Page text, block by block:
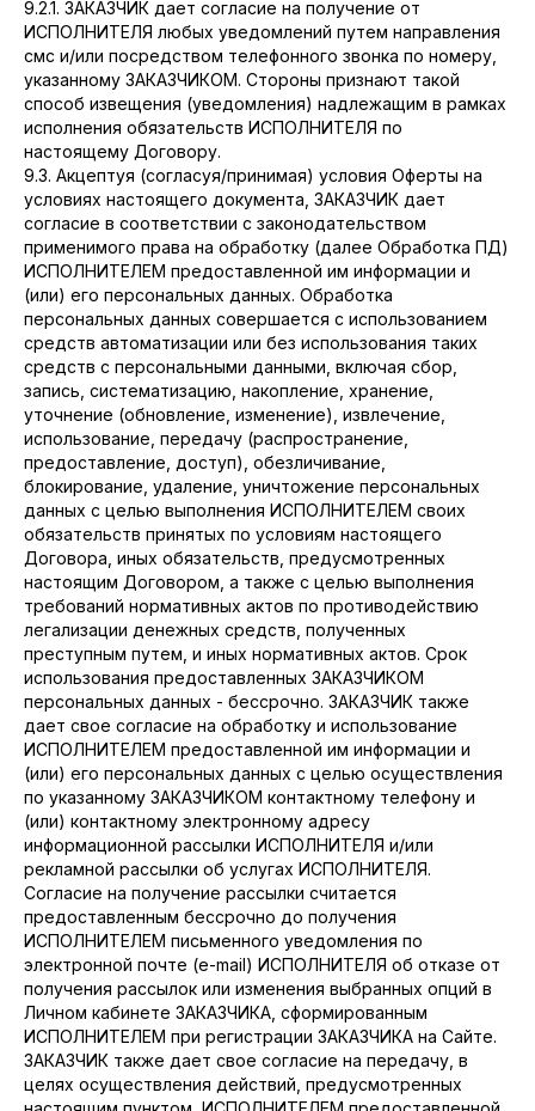
9.2.1. ЗАКАЗЧИК дает согласие на получение от
ИСПОЛНИТЕЛЯ любых уведомлений путем направления
смс и/или посредством телефонного звонка по номеру,
указанному ЗАКАЗЧИКОМ. Стороны признают такой
способ извещения (уведомления) надлежащим в рамках
исполнения обязательств ИСПОЛНИТЕЛЯ по
настоящему Договору.
9.3. Акцептуя (согласуя/принимая) условия Оферты на
условиях настоящего документа, ЗАКАЗЧИК дает
согласие в соответствии с законодательством
применимого права на обработку (далее Обработка ПД)
ИСПОЛНИТЕЛЕМ предоставленной им информации и
(или) его персональных данных. Обработка
персональных данных совершается с использованием
средств автоматизации или без использования таких
средств с персональными данными, включая сбор,
запись, систематизацию, накопление, хранение,
уточнение (обновление, изменение), извлечение,
использование, передачу (распространение,
предоставление, доступ), обезличивание,
блокирование, удаление, уничтожение персональных
данных с целью выполнения ИСПОЛНИТЕЛЕМ своих
обязательств принятых по условиям настоящего
Договора, иных обязательств, предусмотренных
настоящим Договором, а также с целью выполнения
требований нормативных актов по противодействию
легализации денежных средств, полученных
преступным путем, и иных нормативных актов. Срок
использования предоставленных ЗАКАЗЧИКОМ
персональных данных - бессрочно. ЗАКАЗЧИК также
дает свое согласие на обработку и использование
ИСПОЛНИТЕЛЕМ предоставленной им информации и
(или) его персональных данных с целью осуществления
по указанному ЗАКАЗЧИКОМ контактному телефону и
(или) контактному электронному адресу
информационной рассылки ИСПОЛНИТЕЛЯ и/или
рекламной рассылки об услугах ИСПОЛНИТЕЛЯ.
Согласие на получение рассылки считается
предоставленным бессрочно до получения
ИСПОЛНИТЕЛЕМ письменного уведомления по
электронной почте (e-mail) ИСПОЛНИТЕЛЯ об отказе от
получения рассылок или изменения выбранных опций в
Личном кабинете ЗАКАЗЧИКА, сформированным
ИСПОЛНИТЕЛЕМ при регистрации ЗАКАЗЧИКА на Сайте.
ЗАКАЗЧИК также дает свое согласие на передачу, в
целях осуществления действий, предусмотренных